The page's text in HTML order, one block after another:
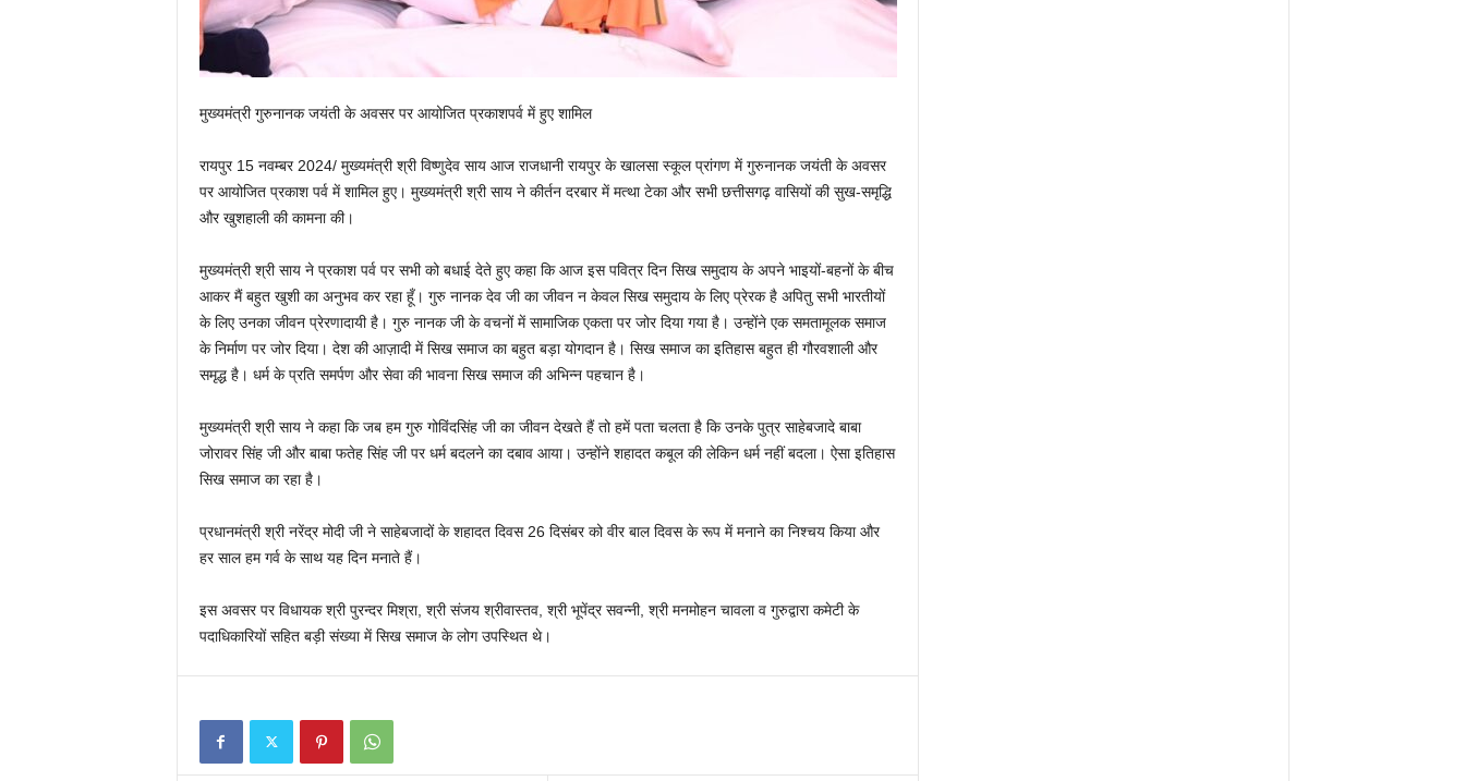
मुख्यमंत्री गुरुनानक जयंती के अवसर पर आयोजित प्रकाशपर्व में हुए शामिल
रायपुर 15 नवम्बर 2024/ मुख्यमंत्री श्री विष्णुदेव साय आज राजधानी रायपुर के खालसा स्कूल प्रांगण में गुरुनानक जयंती के अवसर
पर आयोजित प्रकाश पर्व में शामिल हुए। मुख्यमंत्री श्री साय ने कीर्तन दरबार में मत्था टेका और सभी छत्तीसगढ़ वासियों की सुख-समृद्धि
और खुशहाली की कामना की।
मुख्यमंत्री श्री साय ने प्रकाश पर्व पर सभी को बधाई देते हुए कहा कि आज इस पवित्र दिन सिख समुदाय के अपने भाइयों-बहनों के बीच
आकर मैं बहुत खुशी का अनुभव कर रहा हूँ। गुरु नानक देव जी का जीवन न केवल सिख समुदाय के लिए प्रेरक है अपितु सभी भारतीयों
के लिए उनका जीवन प्रेरणादायी है। गुरु नानक जी के वचनों में सामाजिक एकता पर जोर दिया गया है। उन्होंने एक समतामूलक समाज
के निर्माण पर जोर दिया। देश की आज़ादी में सिख समाज का बहुत बड़ा योगदान है। सिख समाज का इतिहास बहुत ही गौरवशाली और
समृद्ध है। धर्म के प्रति समर्पण और सेवा की भावना सिख समाज की अभिन्न पहचान है।
मुख्यमंत्री श्री साय ने कहा कि जब हम गुरु गोविंदसिंह जी का जीवन देखते हैं तो हमें पता चलता है कि उनके पुत्र साहेबजादे बाबा
जोरावर सिंह जी और बाबा फतेह सिंह जी पर धर्म बदलने का दबाव आया। उन्होंने शहादत कबूल की लेकिन धर्म नहीं बदला। ऐसा इतिहास
सिख समाज का रहा है।
प्रधानमंत्री श्री नरेंद्र मोदी जी ने साहेबजादों के शहादत दिवस 26 दिसंबर को वीर बाल दिवस के रूप में मनाने का निश्चय किया और
हर साल हम गर्व के साथ यह दिन मनाते हैं।
इस अवसर पर विधायक श्री पुरन्दर मिश्रा, श्री संजय श्रीवास्तव, श्री भूपेंद्र सवन्नी, श्री मनमोहन चावला व गुरुद्वारा कमेटी के
पदाधिकारियों सहित बड़ी संख्या में सिख समाज के लोग उपस्थित थे।